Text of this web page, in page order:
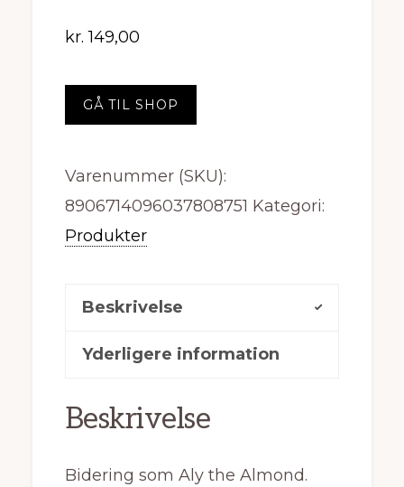
kr. 149,00
GÅ TIL SHOP
Varenummer (SKU):
8906714096037808751 Kategori:
Produkter
Beskrivelse
Yderligere information
Beskrivelse
Bidering som Aly the Almond.